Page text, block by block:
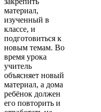
материал,
изученный в
классе, и
подготовиться к
новым темам. Во
время урока
учитель
объясняет новый
материал, а дома
ребёнок должен
его повторить и